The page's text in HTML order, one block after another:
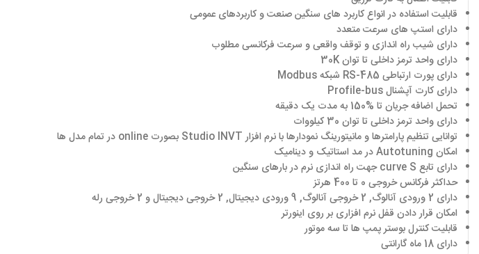
قابلیت استفاده در انواع کاربرد های سنگین صنعت و کاربردهای عمومی
دارای استپ های سرعت متعدد
دارای شیب راه اندازی و توقف واقعی و سرعت فرکانسی مطلوب
دارای واحد ترمز داخلی تا توان30K
دارای پورت ارتباطی RS-485 شبکهModbus
دارای کارت آپشنالProfile-bus
تحمل اضافه جریان تا 150% به مدت یک دقیقه
دارای واحد ترمز داخلی تا توان 30 کیلووات
توانایی تنظیم پارامترها و مانیتورینگ نمودارها با نرم افزارStudio INVT بصورت online در تمام مدل ها
امکان Autotuningدر مد استاتیک و دینامیک
دارای تابع curve Sجهت راه اندازی نرم در بارهای سنگین
حداکثر فرکانس خروجی 0 تا 400 هرتز
دارای 2 ورودی آنالوگ
,
,
,
امکان قرار دادن قفل نرم افزاری بر روی اینورتر
قابلیت کنترل بوستر پمپ ها تا سه موتور
دارای 18 ماه گارانتی